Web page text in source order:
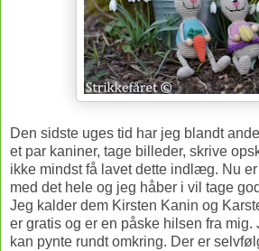
Den sidste uges tid har jeg blandt
et par kaniner, tage billeder, skrive
ikke mindst få lavet dette indlæg. Nu
med det hele og jeg håber i vil tage
Jeg kalder dem Kirsten Kanin og
er gratis og er en påske hilsen fra
kan pynte rundt omkring. Der er